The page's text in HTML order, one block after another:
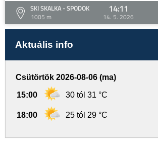
SKI SKALKA - SPODOK
1005 m
14:11
14. 5. 2026
Aktuális info
Csütörtök 2026-08-06 (ma)
15:00 30 tól 31 °C
18:00 25 tól 29 °C